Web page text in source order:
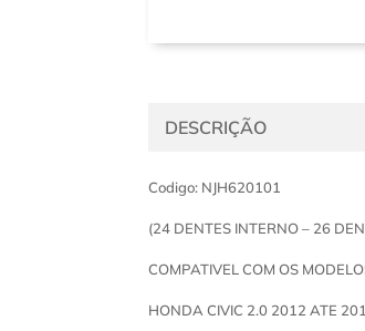
DESCRIÇÃO
Codigo: NJH620101
(24 DENTES INTERNO – 26
COMPATIVEL COM OS
HONDA CIVIC 2.0 2012 ATE